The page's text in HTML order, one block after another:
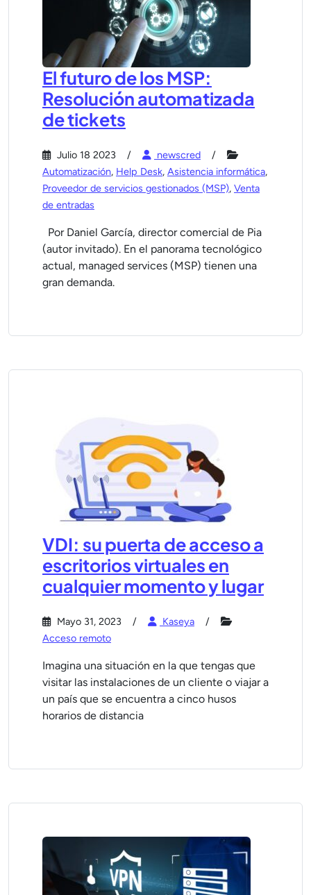
El futuro de los MSP:
Resolución automatizada
de tickets
Julio 18 2023
newscred
Automatización, Help Desk, Asistencia informática,
Proveedor de servicios gestionados (MSP), Venta
de entradas
Por Daniel García, director comercial de Pia
(autor invitado). En el panorama tecnológico
actual, managed services (MSP) tienen una
gran demanda.
VDI: su puerta de acceso a
escritorios virtuales en
cualquier momento y lugar
Mayo 31, 2023
Kaseya
Acceso remoto
Imagina una situación en la que tengas que
visitar las instalaciones de un cliente o viajar a
un país que se encuentra a cinco husos
horarios de distancia